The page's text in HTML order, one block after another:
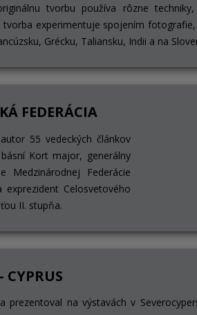
tvorbu používa rôzne
tvorba experimentuje spojením
Grécku, Taliansku, Indii a na
FEDERÁCIA
55 vedeckých článkov
Kort major, generálny
Medzinárodnej Federácie
Celosvetového
II. stupňa.
prezentoval na výstavách v